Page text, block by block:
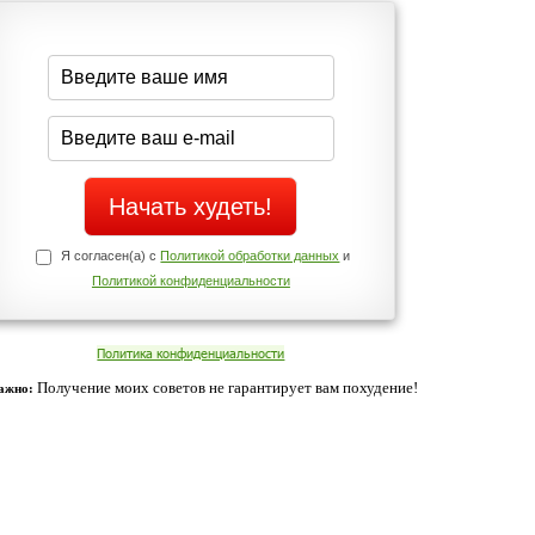
Нет
Телефоны службы поддержки
+7 (909) 421-77-27
cookies. Оставаясь с нами, вы соглашаетесь с нашей
Согласен